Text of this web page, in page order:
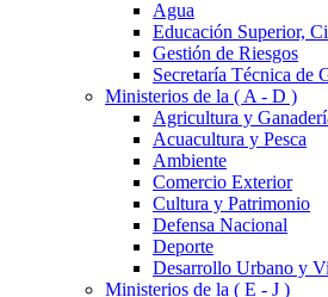
Agua
Educación Superior,
Gestión de Riesgos
Secretaría Técnica de
Ministerios de la ( A - D )
Agricultura y
Acuacultura y Pesca
Ambiente
Comercio Exterior
Cultura y Patrimonio
Defensa Nacional
Deporte
Desarrollo Urbano y
Ministerios de la ( E - J )